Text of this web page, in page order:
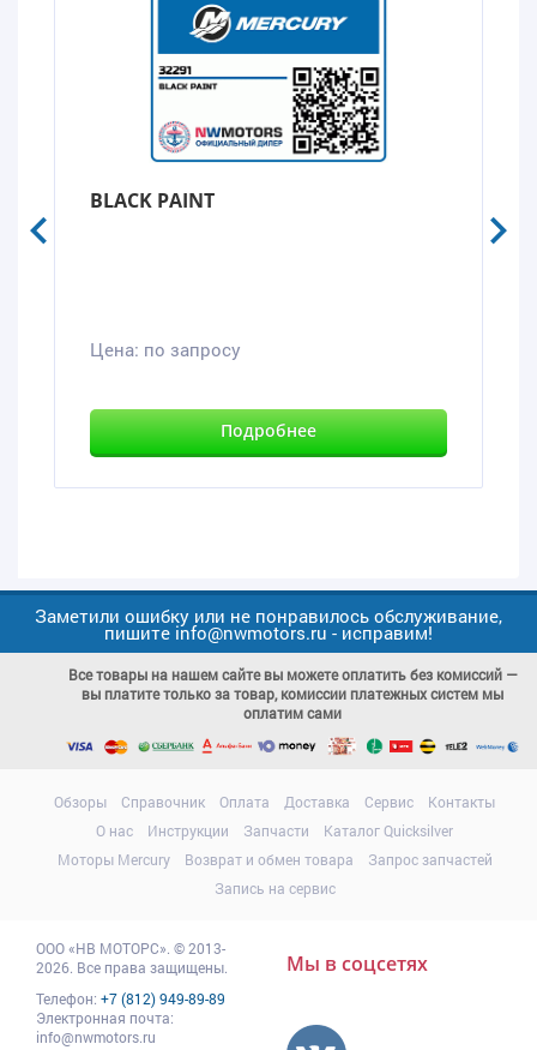
BLACK PAINT
Цена: по запросу
Подробнее
Заметили ошибку или не понравилось обслуживание,
пишите info@nwmotors.ru - исправим!
Все товары на нашем сайте вы можете оплатить без комиссий —
вы платите только за товар, комиссии платежных систем мы
оплатим сами
Обзоры Справочник Оплата Доставка Сервис
Контакты
О нас
Инструкции Запчасти
Каталог Quicksilver
Моторы Mercury
Возврат и обмен товара
Запрос запчастей
Запись на сервис
ООО«НВ МОТОРС» © 2013-
2026. Все права защищены.
Телефон: +7 (812) 949-89-89
Электронная почта:
info@nwmotors.ru
Мы в соцсетях